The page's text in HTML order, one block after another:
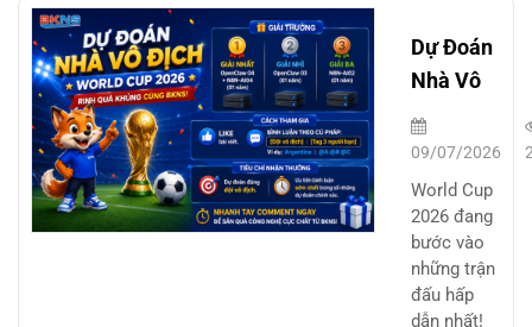
Dự Đoán
Nhà Vô
Địch
World
Cup 2026
– Rinh
Quà
Công
Nghệ
09/07/2026
World Cup
2026 đang
bước vào
những trận
đấu hấp
dẫn nhất!